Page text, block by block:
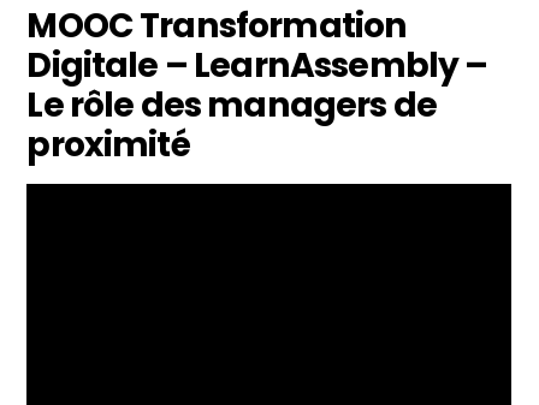
MOOC Transformation
Digitale – LearnAssembly –
Le rôle des managers de
proximité